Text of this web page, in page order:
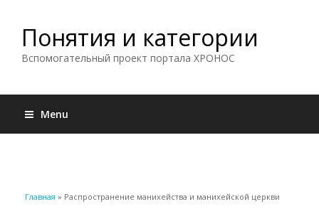
Понятия и категории
Вспомогательный проект портала ХРОНОС
Menu
Вы здесь
Главная » Распространение манихейства и манихейской церкви